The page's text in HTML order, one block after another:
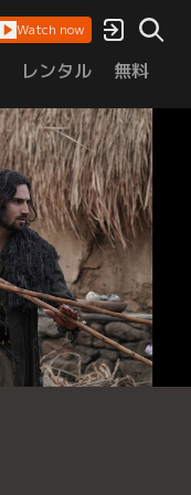
Watch now
レンタル 無料